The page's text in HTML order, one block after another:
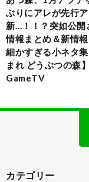
ぶりにアレが先行
新…！！？突如公開
情報まとめ＆新情
細かすぎる小ネタ
まれ どうぶつの森
GameTV
カテゴリー